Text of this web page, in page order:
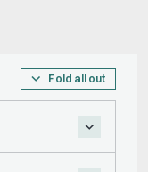
Fold all out